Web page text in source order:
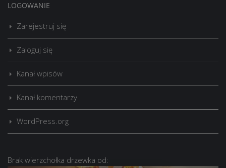
LOGOWANIE
Zarejestruj się
Zaloguj się
Kanał wpisów
Kanał komentarzy
WordPress.org
Brak wierzchołka drzewka od: